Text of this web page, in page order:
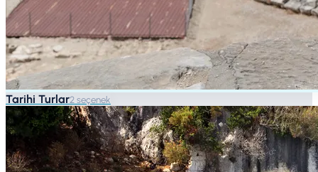
Tarihi Turlar2 seçenek